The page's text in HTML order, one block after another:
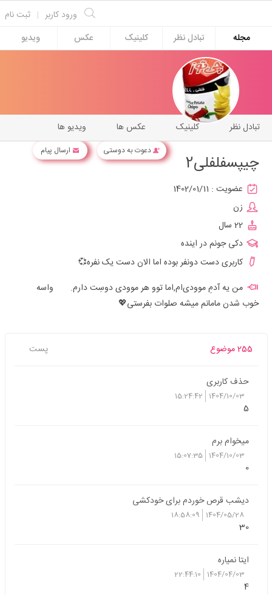
ثبت نام | ورود کاربر
مجله
تبادل نظر کلینیک عکس ویدیو
دعوت به دوستی ارسال پیام
ویدیو ها عکس ها کلینیک تبادل نظر
چیپسفلفلی2
عضویت : 1402/01/11
زن
22 سال
دکی جونم در اینده
کاربری دست دونفر بوده اما الان دست یک نفره💞
من یه آدمِ موودی‌ام,اما توو هر موودی دوسِت دارم. واسه
خوب شدن مامانم میشه صلوات بفرستی💖
255 موضوع پست
حذف کاربری
1404/10/03
15:24:42
5
میخوام برم
1404/10/03
15:07:35
0
دیشب قرص خوردم برای خودکشی
1404/05/28
18:58:09
30
ایتا نمیاره
1404/04/03
22:44:10
4